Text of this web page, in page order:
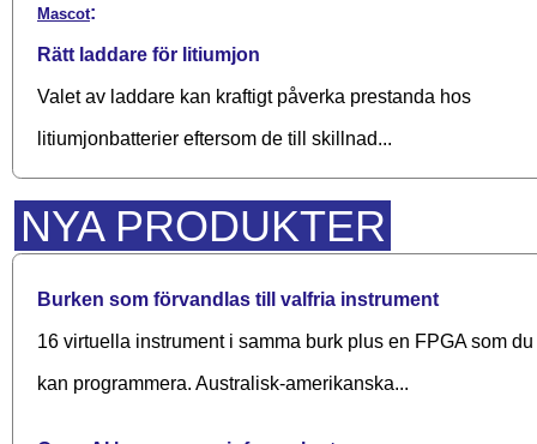
Mascot:
Rätt laddare för litiumjon
Valet av laddare kan kraftigt påverka prestanda hos
litiumjonbatterier eftersom de till skillnad...
NYA PRODUKTER
Burken som förvandlas till valfria instrument
16 virtuella instrument i samma burk plus en FPGA som du
kan programmera. Australisk-amerikanska...